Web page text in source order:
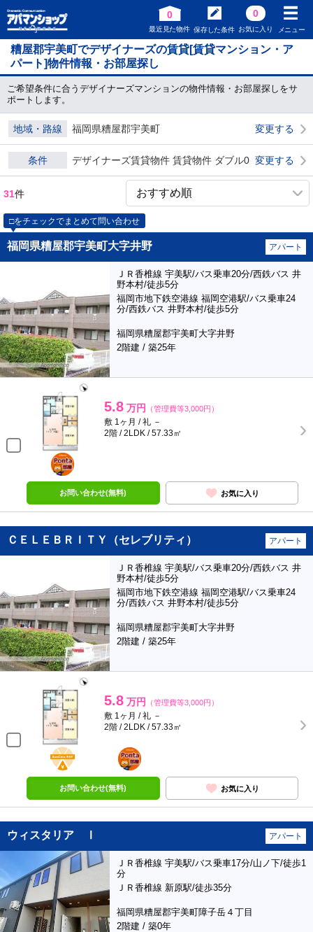
0
最近見た物件 保存した条件
0
お気に入り メニュー
糟屋郡宇美町でデザイナーズの賃貸[賃貸マンション・ア
パート]物件情報・お部屋探し
ご希望条件に合うデザイナーズマンションの物件情報・お部屋探しをサ
ポートします。
地域・路線 福岡県糟屋郡宇美町 変更する
条件 デザイナーズ賃貸物件 賃貸物件 ダブル0 変更する
31件
□をチェックでまとめて問い合わせ
福岡県糟屋郡宇美町大字井野 アパート
ＪＲ香椎線 宇美駅/バス乗車20分/西鉄バス 井
野本村/徒歩5分
福岡市地下鉄空港線 福岡空港駅/バス乗車24
分/西鉄バス 井野本村/徒歩5分
福岡県糟屋郡宇美町大字井野
2階建 / 築25年
5.8 万円 （管理費等3,000円）
敷 1ヶ月 / 礼 －
2階 / 2LDK / 57.33㎡
ポンタ
部屋
お問い合わせ(無料) お気に入り
ＣＥＬＥＢＲＩＴＹ（セレブリティ） アパート
ＪＲ香椎線 宇美駅/バス乗車20分/西鉄バス 井
野本村/徒歩5分
福岡市地下鉄空港線 福岡空港駅/バス乗車24
分/西鉄バス 井野本村/徒歩5分
福岡県糟屋郡宇美町大字井野
2階建 / 築25年
5.8 万円 （管理費等3,000円）
敷 1ヶ月 / 礼 －
2階 / 2LDK / 57.33㎡
BunChinPAY
ポンタ
部屋
お問い合わせ(無料) お気に入り
ウィスタリア Ⅰ アパート
ＪＲ香椎線 宇美駅/バス乗車17分/山ノ下/徒歩1
分
ＪＲ香椎線 新原駅/徒歩35分
福岡県糟屋郡宇美町障子岳４丁目
2階建 / 築0年